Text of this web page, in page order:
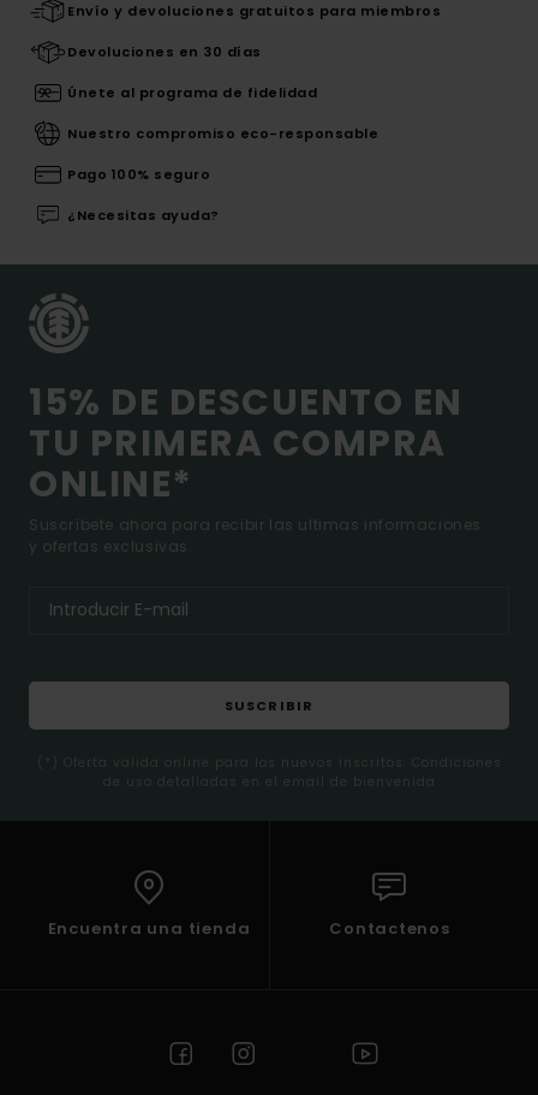
Envío y devoluciones gratuitos para miembros
Devoluciones en 30 días
Únete al programa de fidelidad
Nuestro compromiso eco-responsable
Pago 100% seguro
¿Necesitas ayuda?
15% DE DESCUENTO EN
TU PRIMERA COMPRA
ONLINE*
Suscríbete ahora para recibir las ultimas informaciones
y ofertas exclusivas.
SUSCRIBIR
(*) Oferta valida online para los nuevos inscritos. Condiciones
de uso detalladas en el email de bienvenida
Encuentra una tienda Contactenos